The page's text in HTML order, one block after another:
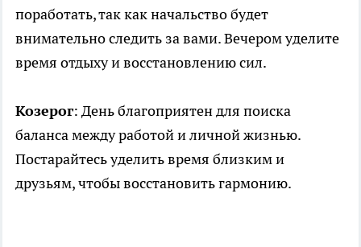
поработать, так как начальство будет
внимательно следить за вами. Вечером уделите
время отдыху и восстановлению сил.
Козерог: День благоприятен для поиска
баланса между работой и личной жизнью.
Постарайтесь уделить время близким и
друзьям, чтобы восстановить гармонию.